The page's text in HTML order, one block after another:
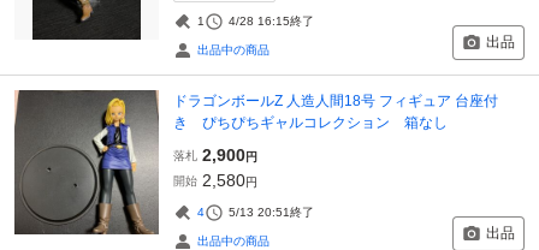
1 4/28 16:15終了
出品中の商品 出品
ドラゴンボールZ 人造人間18号 フィギュア 台座付
き ぴちぴちギャルコレクション 箱なし
落札 2,900円
開始 2,580円
4 5/13 20:51終了
出品中の商品 出品